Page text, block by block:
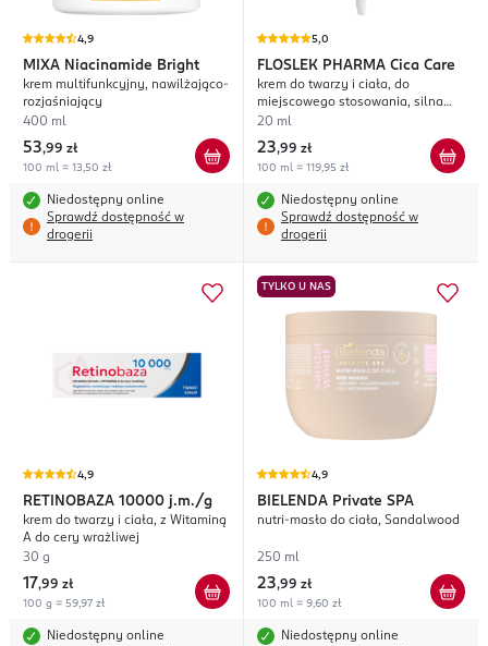
4,9
MIXA Niacinamide Bright
krem multifunkcyjny, nawilżająco-
rozjaśniający
400 ml
53,99 zł
100 ml = 13,50 zł
Niedostępny online
Sprawdź dostępność w
drogerii
5,0
FLOSLEK PHARMA Cica Care
krem do twarzy i ciała, do
miejscowego stosowania, silna
regeneracja
20 ml
23,99 zł
100 ml = 119,95 zł
Niedostępny online
Sprawdź dostępność w
drogerii
4,9
RETINOBAZA 10000 j.m./g
krem do twarzy i ciała, z Witaminą
A do cery wrażliwej
30 g
17,99 zł
100 g = 59,97 zł
Niedostępny online
TYLKO U NAS
4,9
BIELENDA Private SPA
nutri-masło do ciała, Sandalwood
250 ml
23,99 zł
100 ml = 9,60 zł
Niedostępny online